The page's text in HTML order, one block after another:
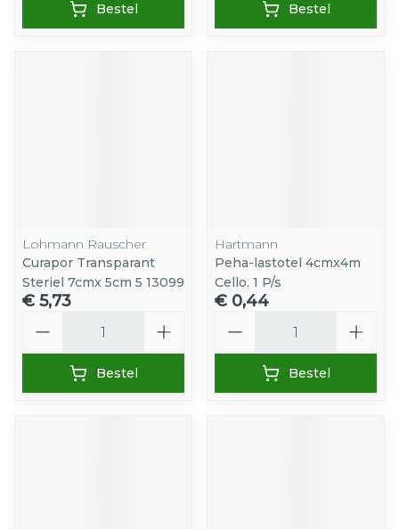
Bestel Bestel
Lohmann Rauscher
Curapor Transparant
Steriel 7cmx 5cm 5 13099
€ 5,73
Bestel
Hartmann
Peha-lastotel 4cmx4m
Cello. 1 P/s
€ 0,44
Bestel